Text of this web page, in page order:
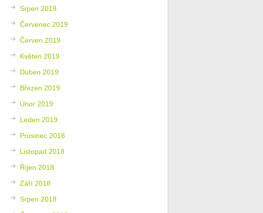
Srpen 2019
Červenec 2019
Červen 2019
Květen 2019
Duben 2019
Březen 2019
Únor 2019
Leden 2019
Prosinec 2018
Listopad 2018
Říjen 2018
Září 2018
Srpen 2018